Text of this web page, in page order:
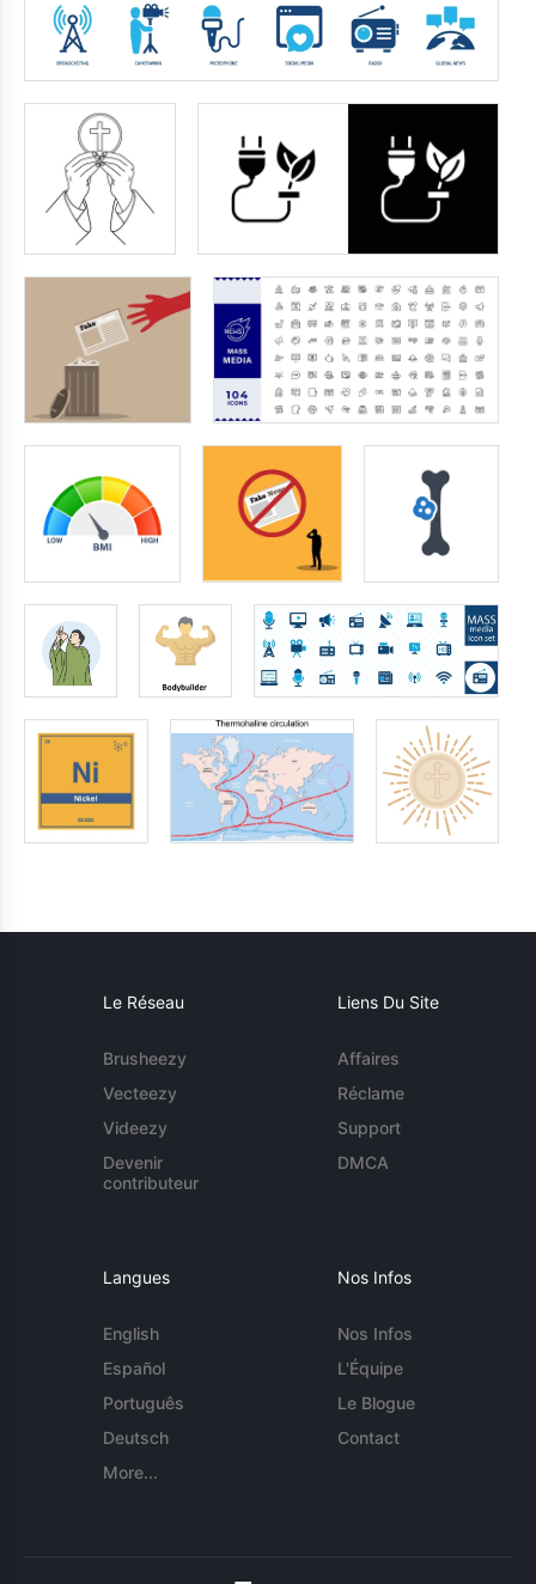
Le Réseau
Brusheezy
Vecteezy
Videezy
Devenir
contributeur
Liens Du Site
Affaires
Réclame
Support
DMCA
Langues
English
Español
Português
Deutsch
More...
Nos Infos
Nos Infos
L'Équipe
Le Blogue
Contact